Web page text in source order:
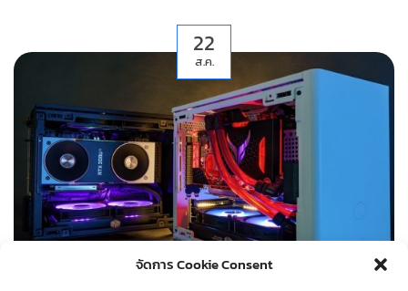
จัดการ Cookie Consent
22
ส.ค.